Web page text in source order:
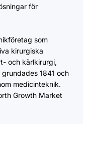
för
som
kirurgiska
och kärlkirurgi,
1841 och
medicinteknik.
Growth Market